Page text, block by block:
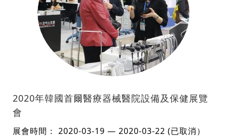
2020年韓國首爾醫療器械醫院設備及保健展覽
會
展會時間： 2020-03-19 — 2020-03-22 (已取消）